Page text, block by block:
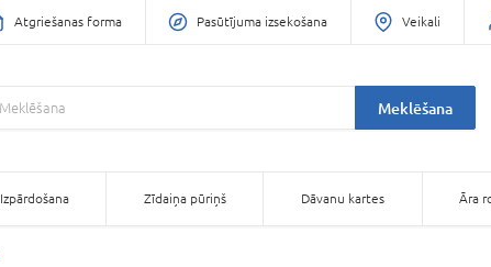
Atgriešanas forma Pasūtījuma izsekošana Veikali
Meklēšana
Izpārdošana Zīdaiņa pūriņš Dāvanu kartes Āra